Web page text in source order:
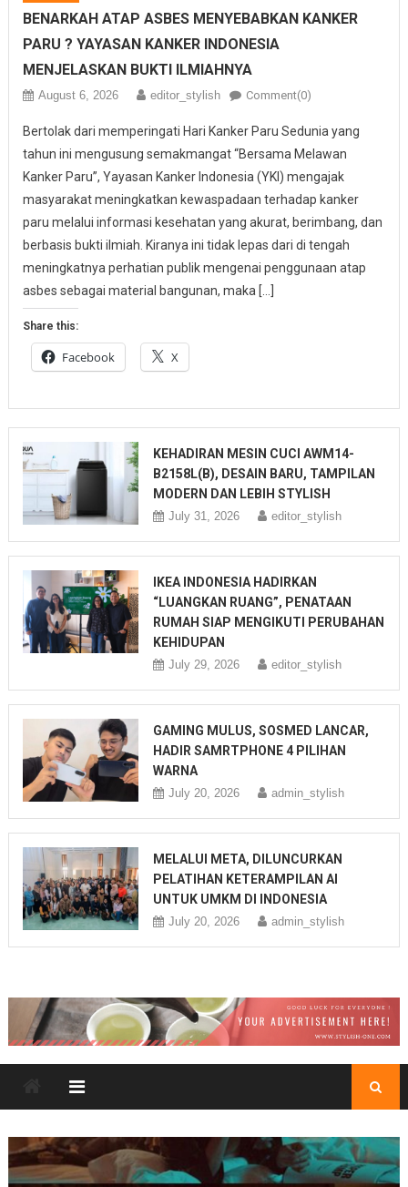
BENARKAH ATAP ASBES MENYEBABKAN KANKER
PARU ? YAYASAN KANKER INDONESIA
MENJELASKAN BUKTI ILMIAHNYA
August 6, 2026 editor_stylish Comment(0)
Bertolak dari memperingati Hari Kanker Paru Sedunia yang
tahun ini mengusung semakmangat “Bersama Melawan
Kanker Paru”, Yayasan Kanker Indonesia (YKI) mengajak
masyarakat meningkatkan kewaspadaan terhadap kanker
paru melalui informasi kesehatan yang akurat, berimbang, dan
berbasis bukti ilmiah. Kiranya ini tidak lepas dari di tengah
meningkatnya perhatian publik mengenai penggunaan atap
asbes sebagai material bangunan, maka […]
Share this:
Facebook X
KEHADIRAN MESIN CUCI AWM14-
B2158L(B), DESAIN BARU, TAMPILAN
MODERN DAN LEBIH STYLISH
July 31, 2026 editor_stylish
IKEA INDONESIA HADIRKAN
“LUANGKAN RUANG”, PENATAAN
RUMAH SIAP MENGIKUTI PERUBAHAN
KEHIDUPAN
July 29, 2026 editor_stylish
GAMING MULUS, SOSMED LANCAR,
HADIR SAMRTPHONE 4 PILIHAN
WARNA
July 20, 2026 admin_stylish
MELALUI META, DILUNCURKAN
PELATIHAN KETERAMPILAN AI
UNTUK UMKM DI INDONESIA
July 20, 2026 admin_stylish